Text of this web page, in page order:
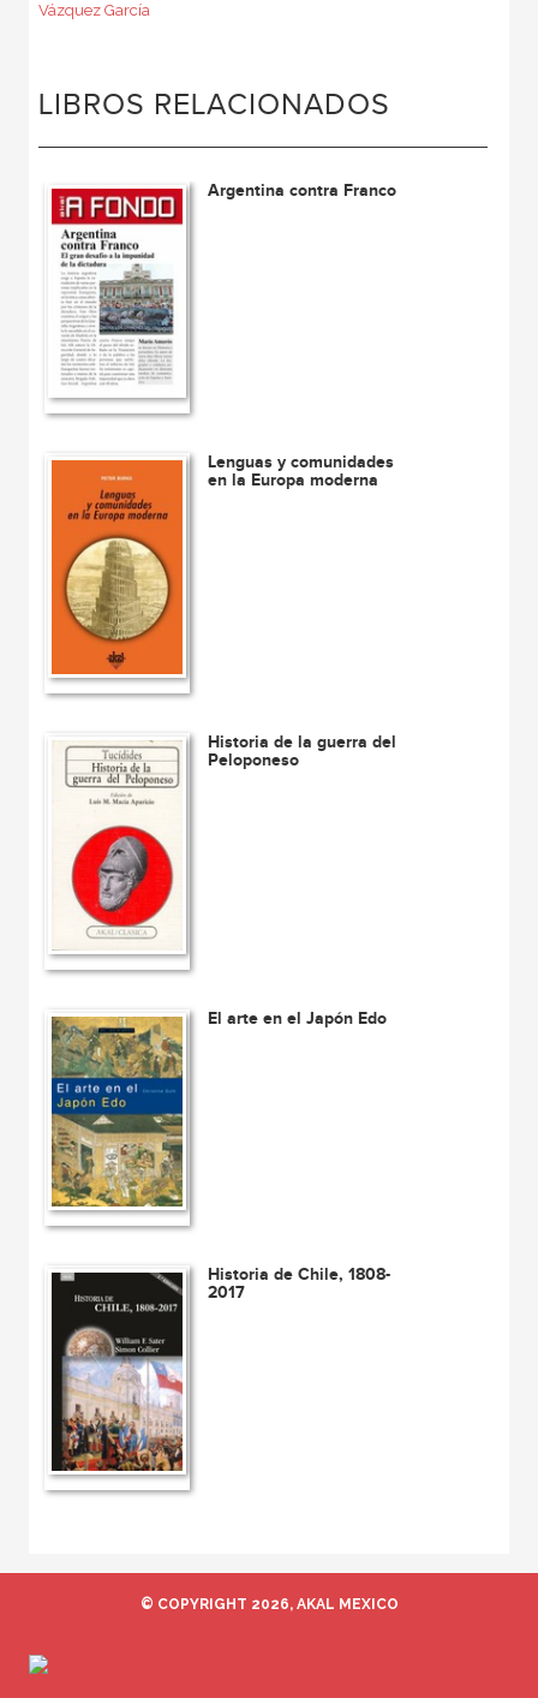
Vázquez García
LIBROS RELACIONADOS
Argentina contra Franco
Lenguas y comunidades
en la Europa moderna
Historia de la guerra del
Peloponeso
El arte en el Japón Edo
Historia de Chile, 1808-
2017
© COPYRIGHT 2026, AKAL MEXICO